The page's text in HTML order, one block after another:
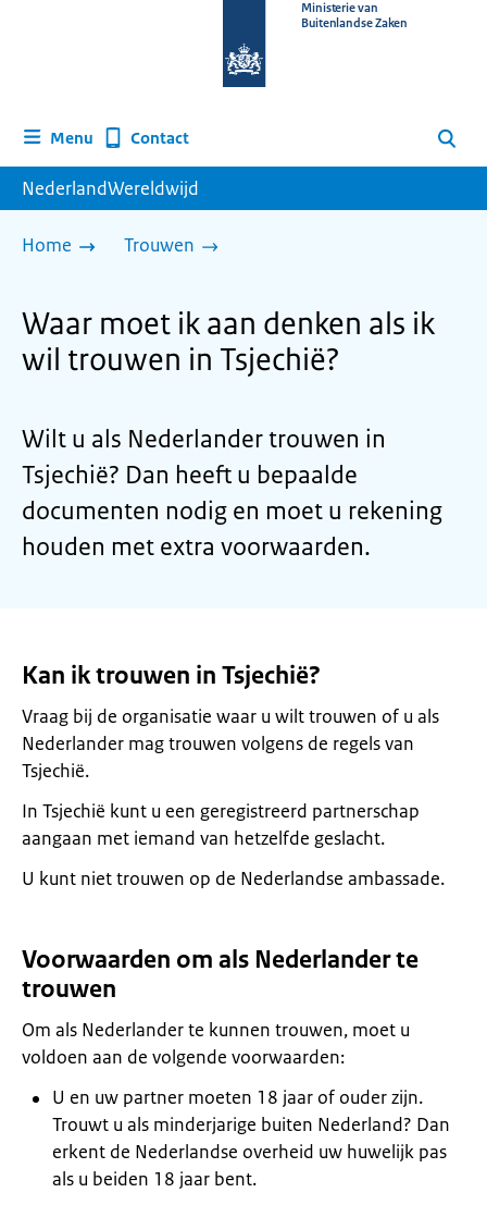
homepage
Ministerie van
Buitenlandse Zaken
Menu Contact Zoeken
NederlandWereldwijd
Home Trouwen
Waar moet ik aan denken als ik
wil trouwen in Tsjechië?
Wilt u als Nederlander trouwen in
Tsjechië? Dan heeft u bepaalde
documenten nodig en moet u rekening
houden met extra voorwaarden.
Kan ik trouwen in Tsjechië?
Vraag bij de organisatie waar u wilt trouwen of u als
Nederlander mag trouwen volgens de regels van
Tsjechië.
In Tsjechië kunt u een geregistreerd partnerschap
aangaan met iemand van hetzelfde geslacht.
U kunt niet trouwen op de Nederlandse ambassade.
Voorwaarden om als Nederlander te
trouwen
Om als Nederlander te kunnen trouwen, moet u
voldoen aan de volgende voorwaarden:
U en uw partner moeten 18 jaar of ouder zijn.
Trouwt u als minderjarige buiten Nederland? Dan
erkent de Nederlandse overheid uw huwelijk pas
als u beiden 18 jaar bent.